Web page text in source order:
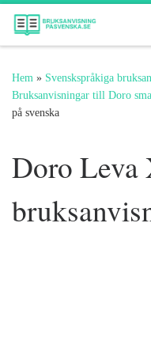
Hoppa till innehåll
Hem » Svenskspråkiga
Bruksanvisningar till Doro
på svenska
Doro Leva